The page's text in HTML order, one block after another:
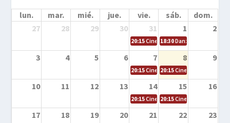
lun. mar. mié. jue. vie. sáb.
dom.
27
28 29 30 31 1 2
20:15Cine en la calle – Cómo
18:30Danza – Cita en el
3 4 5 6 7 8 9
20:15Cine en la calle – El niño y la
20:15Cine en la calle –
10 11 12 13 14 15 16
20:15Cine en la calle – Tortugas
20:15Cine en la calle –
17 18 19 20 21 22 23